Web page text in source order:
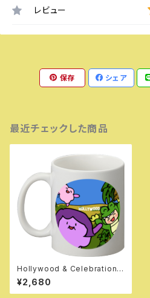
レビュー
保存 シェア
最近チェックした商品
Hollywood & Celebration
Mug Cup
¥2,680